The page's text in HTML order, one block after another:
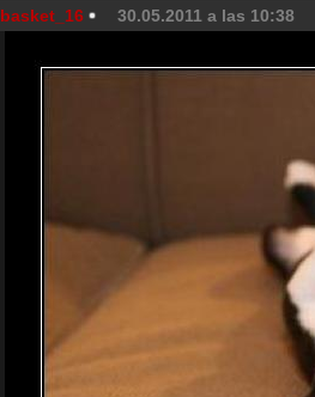
basket_16 30.05.2011 a las 10:38